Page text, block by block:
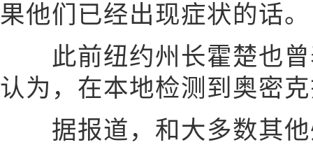
果他们已经出现症状的话。
此前纽约州长霍楚也曾
认为，在本地检测到奥密
据报道，和大多数其他